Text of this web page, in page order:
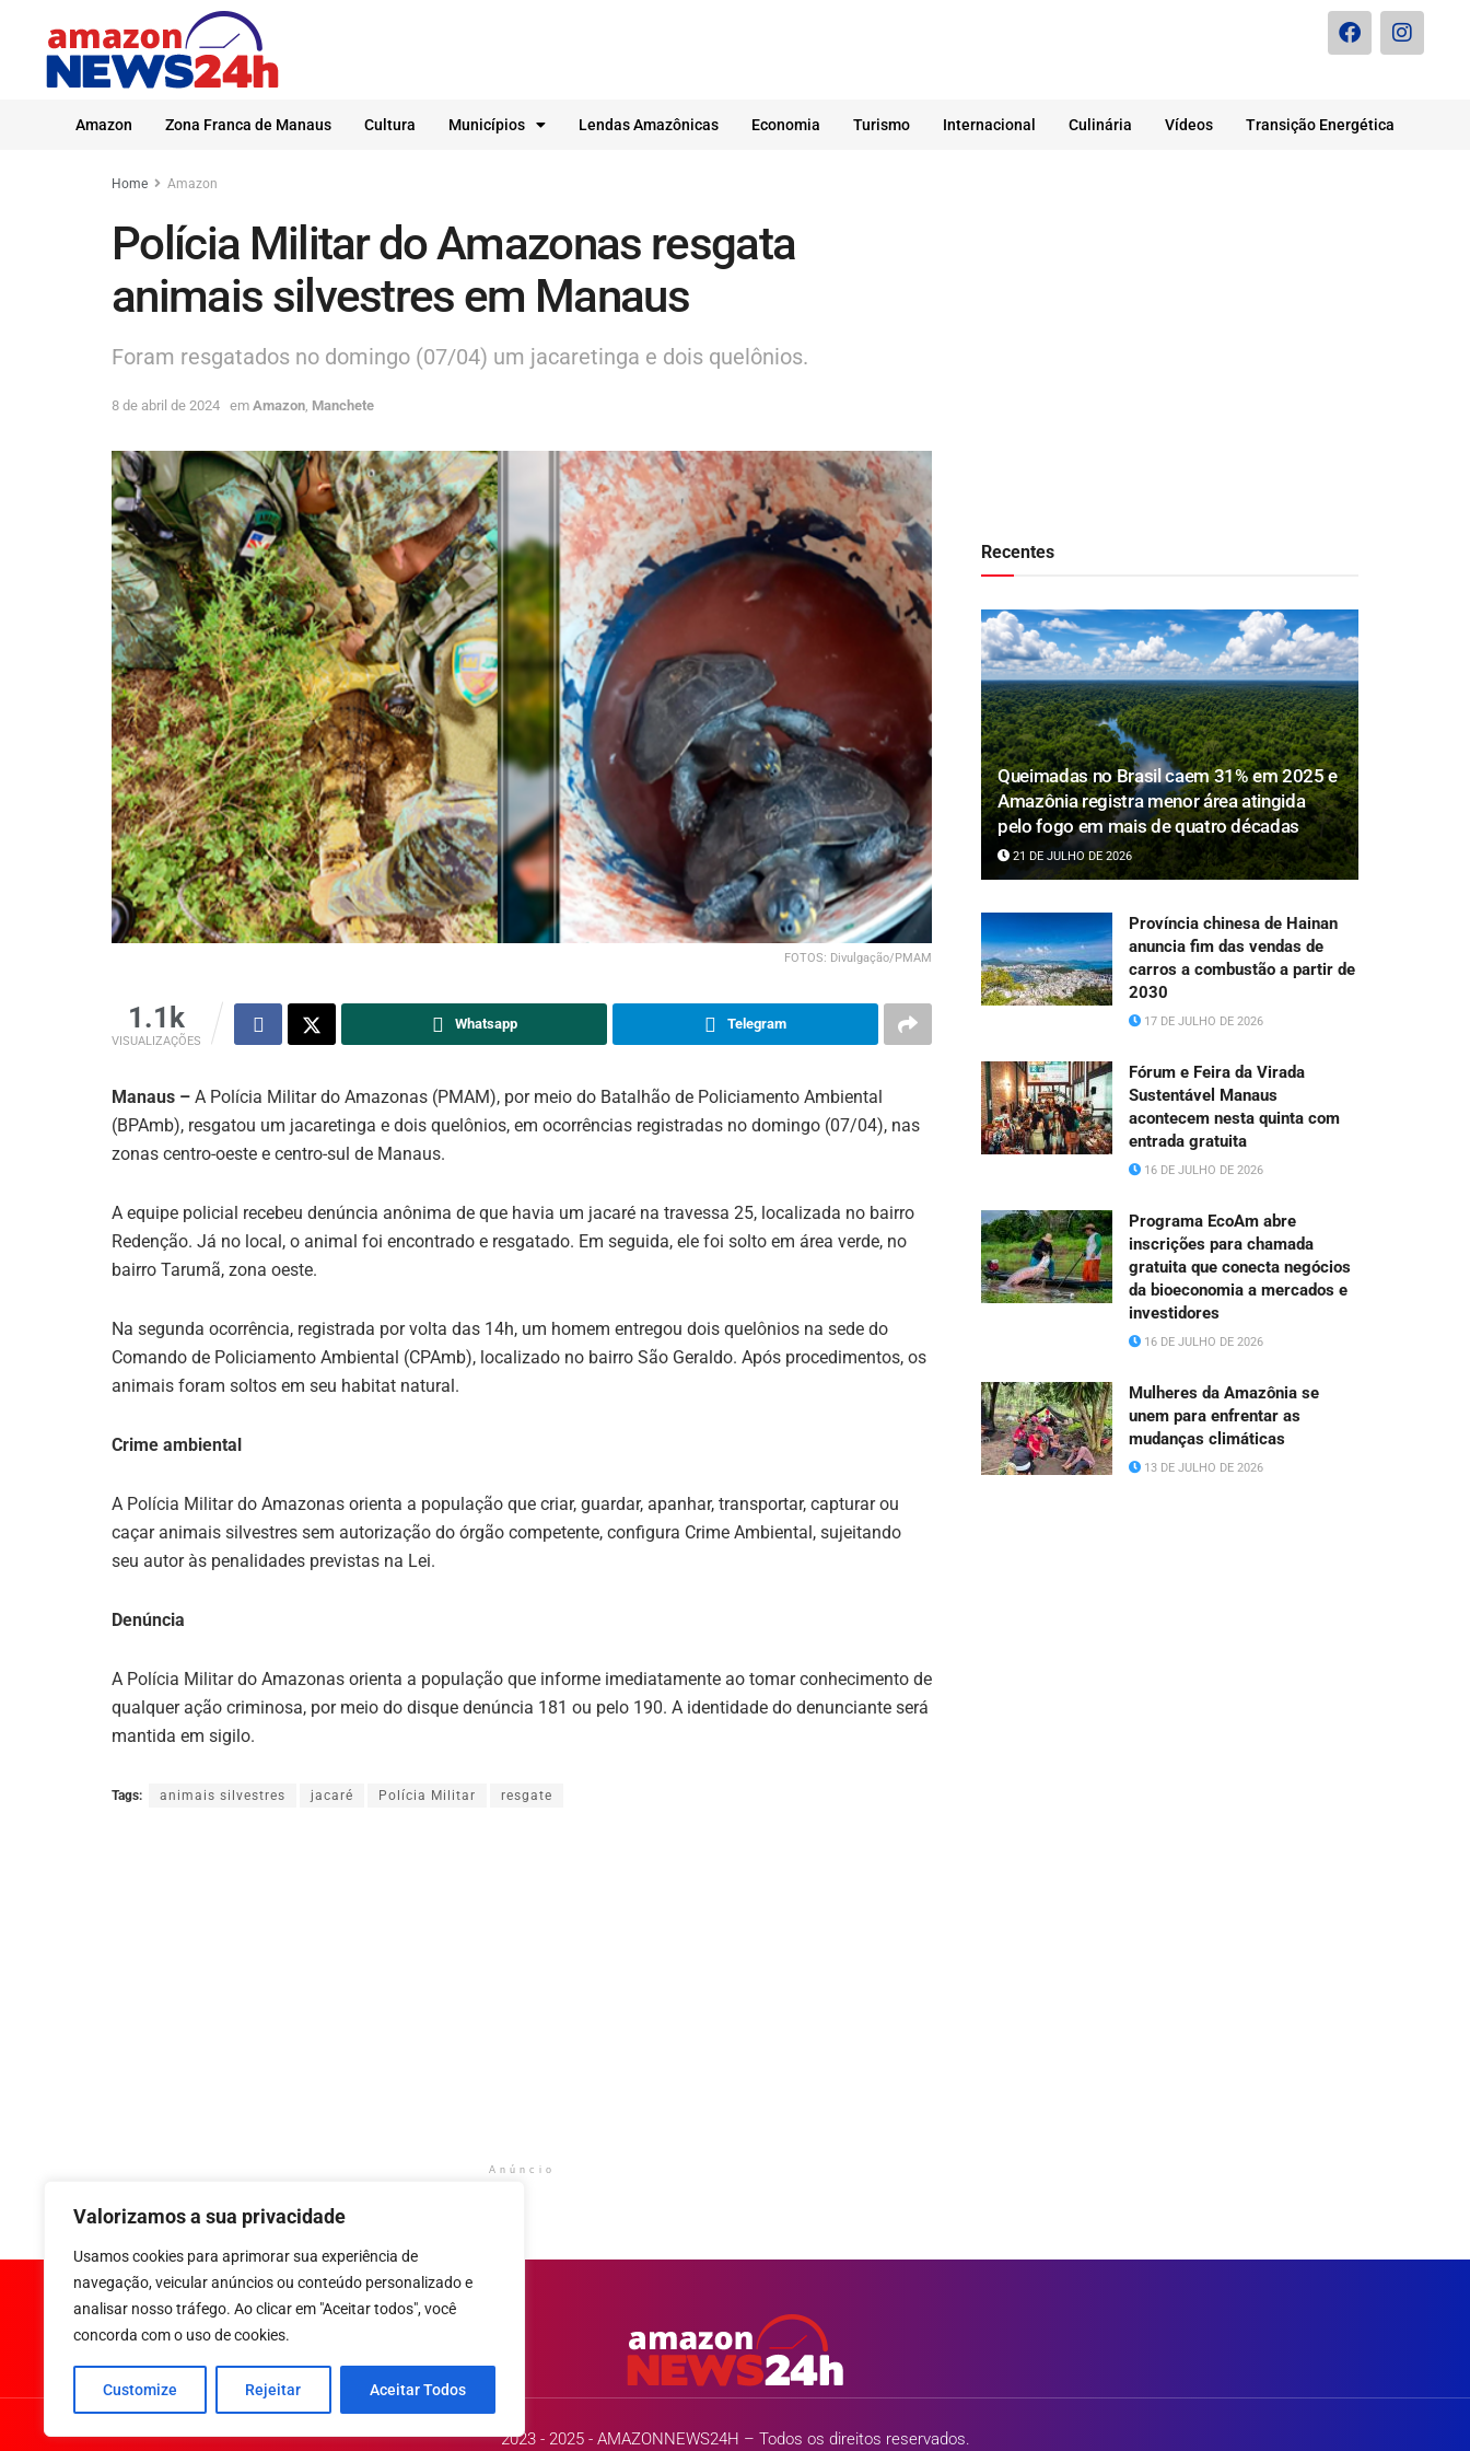
Valorizamos a sua privacidade
Usamos cookies para aprimorar sua experiência de
navegação, veicular anúncios ou conteúdo personalizado e
analisar nosso tráfego. Ao clicar em "Aceitar todos", você
concorda com o uso de cookies.
Customize Rejeitar Aceitar Todos
Amazon Zona Franca de Manaus Cultura Municípios Lendas Amazônicas Economia Turismo Internacional Culinária Vídeos Transição Energética
Home Amazon
Polícia Militar do Amazonas resgata
animais silvestres em Manaus
Foram resgatados no domingo (07/04) um jacaretinga e dois quelônios.
8 de abril de 2024 em Amazon Manchete
FOTOS: Divulgação/PMAM
1.1k
VISUALIZAÇÕES
Whatsapp Telegram
Manaus – A Polícia Militar do Amazonas (PMAM), por meio do Batalhão de Policiamento Ambiental
(BPAmb), resgatou um jacaretinga e dois quelônios, em ocorrências registradas no domingo (07/04), nas
zonas centro-oeste e centro-sul de Manaus.
A equipe policial recebeu denúncia anônima de que havia um jacaré na travessa 25, localizada no bairro
Redenção. Já no local, o animal foi encontrado e resgatado. Em seguida, ele foi solto em área verde, no
bairro Tarumã, zona oeste.
Na segunda ocorrência, registrada por volta das 14h, um homem entregou dois quelônios na sede do
Comando de Policiamento Ambiental (CPAmb), localizado no bairro São Geraldo. Após procedimentos, os
animais foram soltos em seu habitat natural.
Crime ambiental
A Polícia Militar do Amazonas orienta a população que criar, guardar, apanhar, transportar, capturar ou
caçar animais silvestres sem autorização do órgão competente, configura Crime Ambiental, sujeitando
seu autor às penalidades previstas na Lei.
Denúncia
A Polícia Militar do Amazonas orienta a população que informe imediatamente ao tomar conhecimento de
qualquer ação criminosa, por meio do disque denúncia 181 ou pelo 190. A identidade do denunciante será
mantida em sigilo.‌
Tags: animais silvestres jacaré Polícia Militar resgate
Anúncio
Recentes
Queimadas no Brasil caem 31% em 2025 e
Amazônia registra menor área atingida
pelo fogo em mais de quatro décadas
21 DE JULHO DE 2026
Província chinesa de Hainan
anuncia fim das vendas de
carros a combustão a partir de
2030
17 DE JULHO DE 2026
Fórum e Feira da Virada
Sustentável Manaus
acontecem nesta quinta com
entrada gratuita
16 DE JULHO DE 2026
Programa EcoAm abre
inscrições para chamada
gratuita que conecta negócios
da bioeconomia a mercados e
investidores
16 DE JULHO DE 2026
Mulheres da Amazônia se
unem para enfrentar as
mudanças climáticas
13 DE JULHO DE 2026
2023 - 2025 - AMAZONNEWS24H – Todos os direitos reservados.